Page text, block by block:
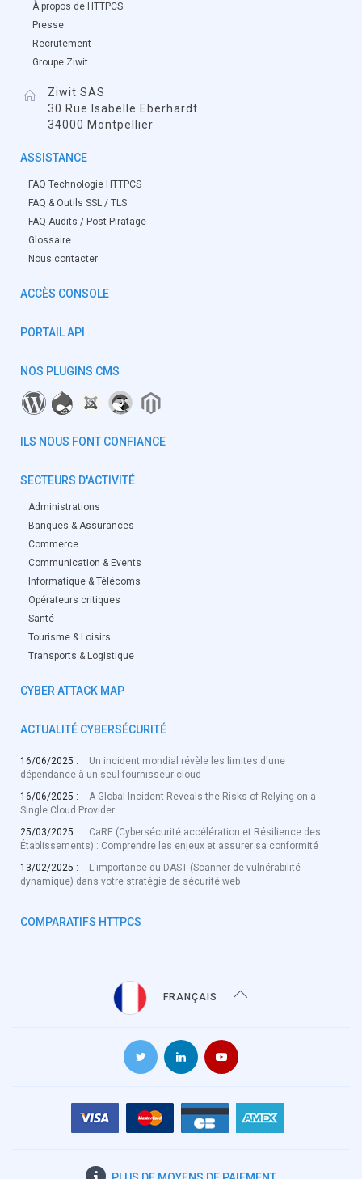
À propos de HTTPCS
Presse
Recrutement
Groupe Ziwit
Ziwit SAS
30 Rue Isabelle Eberhardt
34000 Montpellier
ASSISTANCE
FAQ Technologie HTTPCS
FAQ & Outils SSL / TLS
FAQ Audits / Post-Piratage
Glossaire
Nous contacter
ACCÈS CONSOLE
PORTAIL API
NOS PLUGINS CMS
ILS NOUS FONT CONFIANCE
SECTEURS D'ACTIVITÉ
Administrations
Banques & Assurances
Commerce
Communication & Events
Informatique & Télécoms
Opérateurs critiques
Santé
Tourisme & Loisirs
Transports & Logistique
CYBER ATTACK MAP
ACTUALITÉ CYBERSÉCURITÉ
16/06/2025 :
Un incident mondial révèle les limites d'une
dépendance à un seul fournisseur cloud
16/06/2025 :
A Global Incident Reveals the Risks of Relying on a
Single Cloud Provider
25/03/2025 :
CaRE (Cybersécurité accélération et Résilience des
Établissements) : Comprendre les enjeux et assurer sa conformité
13/02/2025 :
L'importance du DAST (Scanner de vulnérabilité
dynamique) dans votre stratégie de sécurité web
COMPARATIFS HTTPCS
FRANÇAIS